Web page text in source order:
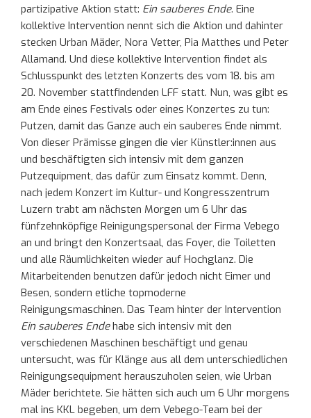
partizipative Aktion statt: Ein sauberes Ende. Eine
kollektive Intervention nennt sich die Aktion und dahinter
stecken Urban Mäder, Nora Vetter, Pia Matthes und Peter
Allamand. Und diese kollektive Intervention findet als
Schlusspunkt des letzten Konzerts des vom 18. bis am
20. November stattfindenden LFF statt. Nun, was gibt es
am Ende eines Festivals oder eines Konzertes zu tun:
Putzen, damit das Ganze auch ein sauberes Ende nimmt.
Von dieser Prämisse gingen die vier Künstler:innen aus
und beschäftigten sich intensiv mit dem ganzen
Putzequipment, das dafür zum Einsatz kommt. Denn,
nach jedem Konzert im Kultur- und Kongresszentrum
Luzern trabt am nächsten Morgen um 6 Uhr das
fünfzehnköpfige Reinigungspersonal der Firma Vebego
an und bringt den Konzertsaal, das Foyer, die Toiletten
und alle Räumlichkeiten wieder auf Hochglanz. Die
Mitarbeitenden benutzen dafür jedoch nicht Eimer und
Besen, sondern etliche topmoderne
Reinigungsmaschinen. Das Team hinter der Intervention
Ein sauberes Endehabe sich intensiv mit den
verschiedenen Maschinen beschäftigt und genau
untersucht, was für Klänge aus all dem unterschiedlichen
Reinigungsequipment herauszuholen seien, wie Urban
Mäder berichtete. Sie hätten sich auch um 6 Uhr morgens
mal ins KKL begeben, um dem Vebego-Team bei der